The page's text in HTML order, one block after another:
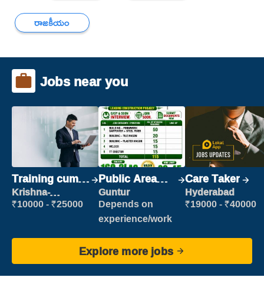
రాజకీయం
Jobs near you
Training cum
Placement
Krishna-
vijayawada
₹10000 - ₹25000
Public Area
Cleaner
Guntur
Depends on
experience/work
Care Taker
Hyderabad
₹19000 - ₹40000
Explore more jobs